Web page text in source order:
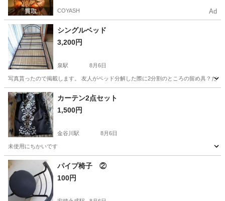
COYASH Ad
シングルベッド
3,200円
泉駅 8月6日
写真貰ったので掲載します。 友人がベッド分解した際に2分割のところの留め具？だ
福島 いわき市 ベッド
カーテン2点セット
1,500円
金谷川駅 8月6日
未使用にちかいです
福島 福島市 金谷川駅 カーテン、ブラインド
パイプ椅子 ②
100円